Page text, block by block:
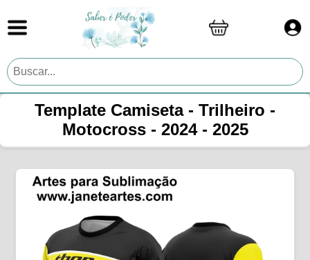
Template Camiseta - Trilheiro -
Motocross - 2024 - 2025